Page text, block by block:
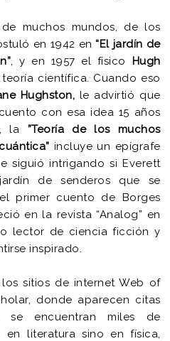
muchos mundos, de los
en 1942 en“El jardín de
, y en 1957 el físico Hugh
científica. Cuando eso
Hughston, le advirtió que
con esa idea 15 años
la ”Teoría de los muchos
incluye un epígrafe
siguió intrigando si Everett
de senderos que se
primer cuento de Borges
en la revista “Analog” en
lector de ciencia ficción y
inspirado.
sitios de internet Web of
donde aparecen citas
se encuentran miles de
literatura sino en física,